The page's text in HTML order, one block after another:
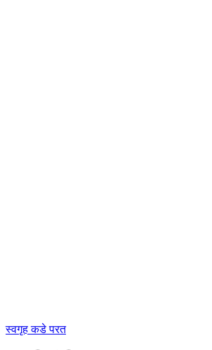
स्वगृह कडे परत